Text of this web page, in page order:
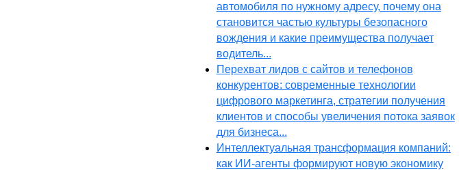
автомобиля по нужному адресу, почему она
становится частью культуры безопасного
вождения и какие преимущества получает
водитель...
Перехват лидов с сайтов и телефонов
конкурентов: современные технологии
цифрового маркетинга, стратегии получения
клиентов и способы увеличения потока заявок
для бизнеса...
Интеллектуальная трансформация компаний:
как ИИ-агенты формируют новую экономику